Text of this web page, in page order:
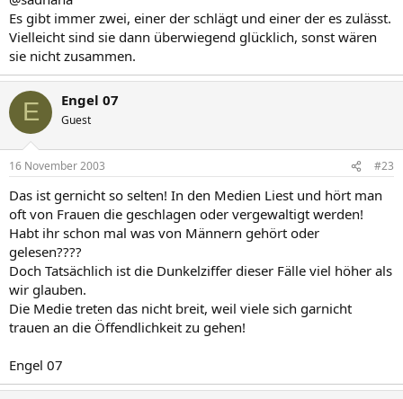
Es gibt immer zwei, einer der schlägt und einer der es zulässt.
Vielleicht sind sie dann überwiegend glücklich, sonst wären
sie nicht zusammen.
E Engel 07
Guest
16 November 2003 #23
Das ist gernicht so selten! In den Medien Liest und hört man
oft von Frauen die geschlagen oder vergewaltigt werden!
Habt ihr schon mal was von Männern gehört oder
gelesen????
Doch Tatsächlich ist die Dunkelziffer dieser Fälle viel höher als
wir glauben.
Die Medie treten das nicht breit, weil viele sich garnicht
trauen an die Öffendlichkeit zu gehen!
Engel 07